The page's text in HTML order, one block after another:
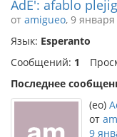
AdE': afablo
от amigueo, 9 января
Язык: Esperanto
Сообщений: 1
Последнее
(eo)
от
9